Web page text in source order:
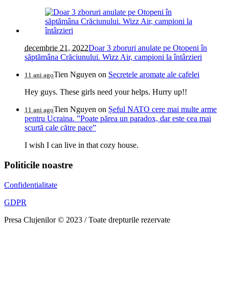
decembrie 21, 2022Doar 3 zboruri anulate pe Otopeni în
săptămâna Crăciunului. Wizz Air, campioni la întârzieri
11 ani agoTien Nguyen on Secretele aromate ale cafelei
Hey guys. These girls need your helps. Hurry up!!
11 ani agoTien Nguyen on Șeful NATO cere mai multe arme
pentru Ucraina. ”Poate părea un paradox, dar este cea mai
scurtă cale către pace”
I wish I can live in that cozy house.
Politicile noastre
Confidentialitate
GDPR
Presa Clujenilor © 2023 / Toate drepturile rezervate